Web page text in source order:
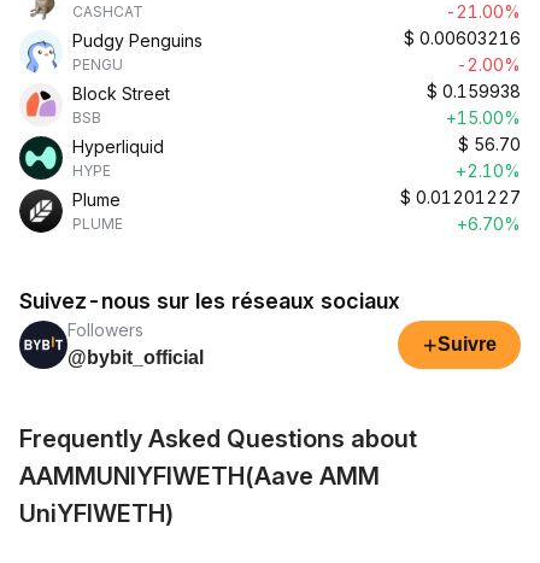
CASHCAT
-21.00%
Pudgy Penguins
PENGU
$ 0.00603216
-2.00%
Block Street
BSB
$ 0.159938
+15.00%
Hyperliquid
HYPE
$ 56.70
+2.10%
Plume
PLUME
$ 0.01201227
+6.70%
Suivez-nous sur les réseaux sociaux
Followers
@bybit_official
+Suivre
Frequently Asked Questions about
AAMMUNIYFIWETH(Aave AMM
UniYFIWETH)